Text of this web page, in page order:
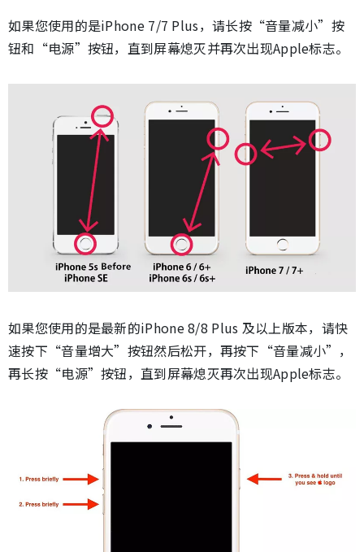
如果您使用的是iPhone 7/7 Plus，请长按“音量减小”按
钮和“电源”按钮，直到屏幕熄灭并再次出现Apple标志。
如果您使用的是最新的iPhone 8/8 Plus 及以上版本，请快
速按下“音量增大”按钮然后松开，再按下“音量减小”，
再长按“电源”按钮，直到屏幕熄灭再次出现Apple标志。